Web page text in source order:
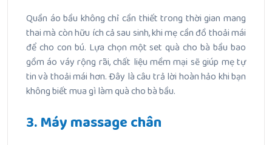
Quần áo bầu không chỉ cần thiết trong thời gian mang
thai mà còn hữu ích cả sau sinh, khi mẹ cần đồ thoải mái
để cho con bú. Lựa chọn một set quà cho bà bầu bao
gồm áo váy rộng rãi, chất liệu mềm mại sẽ giúp mẹ tự
tin và thoải mái hơn. Đây là câu trả lời hoàn hảo khi bạn
không biết mua gì làm quà cho bà bầu.
3. Máy massage chân